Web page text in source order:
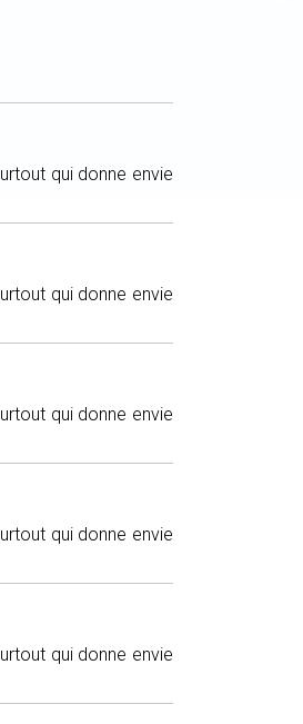
qui donne envie
qui donne envie
qui donne envie
qui donne envie
qui donne envie